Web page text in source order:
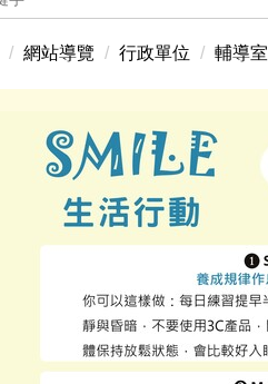
網站導覽 行政單位 輔導室